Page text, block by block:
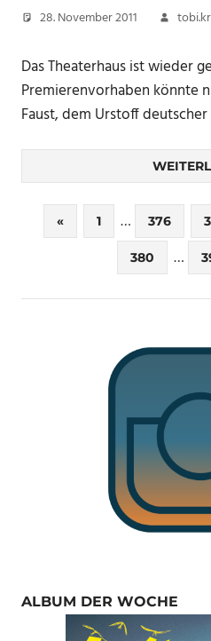
28. November 2011
Das Theaterhaus ist wieder
Premierenvorhaben könnte
Faust, dem Urstoff
Beiträge
«Vorherige
Beiträge
1 … 376
380 …
ALBUM DER WOCHE